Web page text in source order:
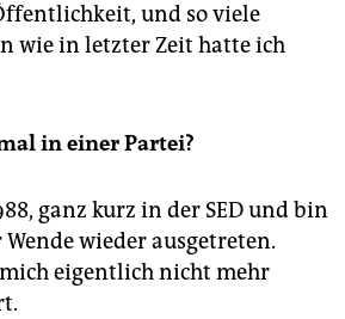
und so viele
wie in letzter Zeit hatte ich
in einer Partei?
ganz kurz in der SED und bin
wieder ausgetreten.
eigentlich nicht mehr